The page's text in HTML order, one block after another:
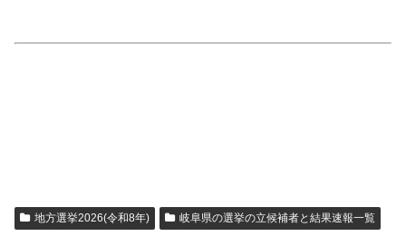
地方選挙2026(令和8年) 岐阜県の選挙の立候補者と結果速報一覧